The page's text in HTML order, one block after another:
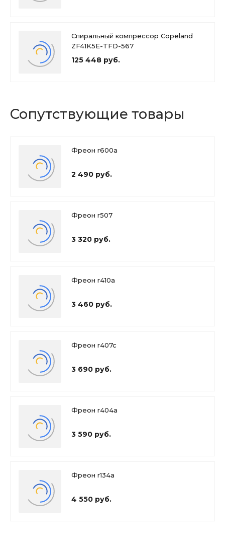
Спиральный компрессор Copeland
ZF41K5E-TFD-567
125 448 руб.
Сопутствующие товары
Фреон r600a
2 490 руб.
Фреон r507
3 320 руб.
Фреон r410a
3 460 руб.
Фреон r407c
3 690 руб.
Фреон r404a
3 590 руб.
Фреон r134a
4 550 руб.